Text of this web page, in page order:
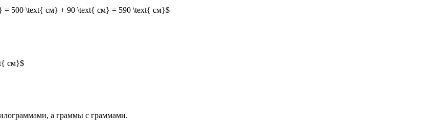
= 500 \text{ см} + 90 \text{ см} = 590 \text{ см}$
см}$
а граммы с граммами.